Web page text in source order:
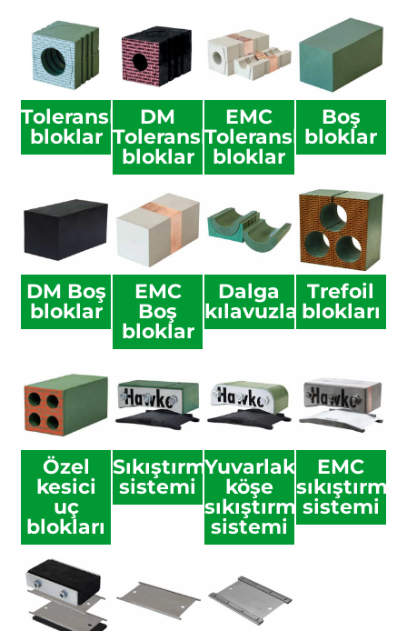
Toleranslı
bloklar
DM
Toleranslı
bloklar
EMC
Toleranslı
bloklar
Boş
bloklar
DM Boş
bloklar
EMC
Boş
bloklar
Dalga
kılavuzları
Trefoil
blokları
Özel
kesici
uç
blokları
Sıkıştırma
sistemi
Yuvarlak
köşe
sıkıştırma
sistemi
EMC
sıkıştırma
sistemi